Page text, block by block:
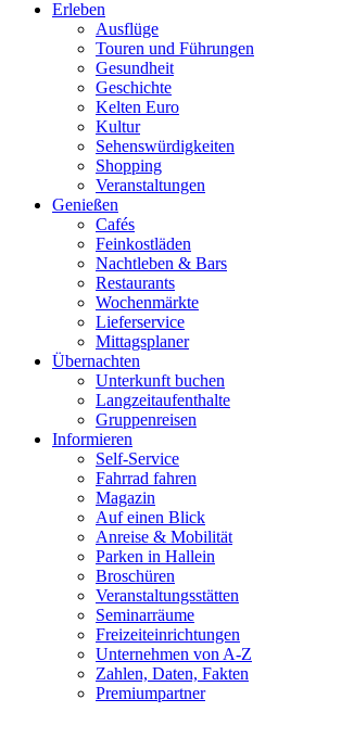
Erleben
Ausflüge
Touren und Führungen
Gesundheit
Geschichte
Kelten Euro
Kultur
Sehenswürdigkeiten
Shopping
Veranstaltungen
Genießen
Cafés
Feinkostläden
Nachtleben & Bars
Restaurants
Wochenmärkte
Lieferservice
Mittagsplaner
Übernachten
Unterkunft buchen
Langzeitaufenthalte
Gruppenreisen
Informieren
Self-Service
Fahrrad fahren
Magazin
Auf einen Blick
Anreise & Mobilität
Parken in Hallein
Broschüren
Veranstaltungsstätten
Seminarräume
Freizeiteinrichtungen
Unternehmen von A-Z
Zahlen, Daten, Fakten
Premiumpartner